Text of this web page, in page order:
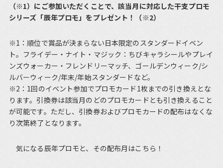
（※1）にご参加いただくことで、該当月に対応した干支プロモ
シリーズ「辰年プロモ」をプレゼント！（※2）
※1：順位で賞品が決まらない日本限定のスタンダードイベン
ト。フライデー・ナイト・マジック：ちびキャラシールやプレイ
ンズウォーカー・フレンドリーマッチ、ゴールデンウィーク/シ
ルバーウィーク/年末/年始スタンダードなど。
※2：1回のイベント参加でプロモカード1枚までの引き換えとな
ります。引換券は該当月のどのプロモカードとも引き換えること
が可能です。ただし、引換券およびプロモカードの配布はなくな
り次第終了となります。
気になる辰年プロモと、その配布月はこちら！